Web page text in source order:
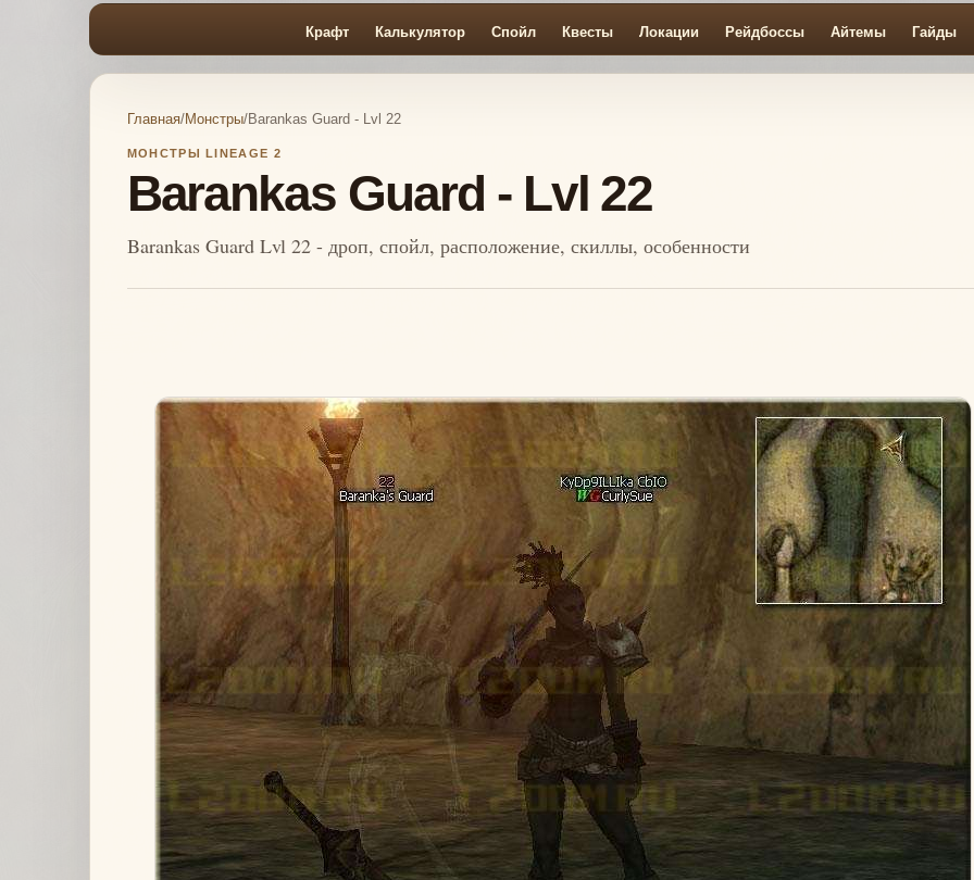
Крафт Калькулятор Спойл Квесты Локации Рейдбоссы Айтемы Гайды
Главная/Монстры/Barankas Guard - Lvl 22
МОНСТРЫ LINEAGE 2
Barankas Guard - Lvl 22
Barankas Guard Lvl 22 - дроп, спойл, расположение, скиллы, особенности